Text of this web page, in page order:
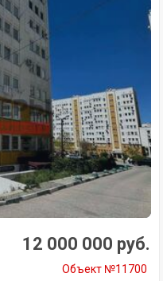
12 000 000 руб.
Объект №11700